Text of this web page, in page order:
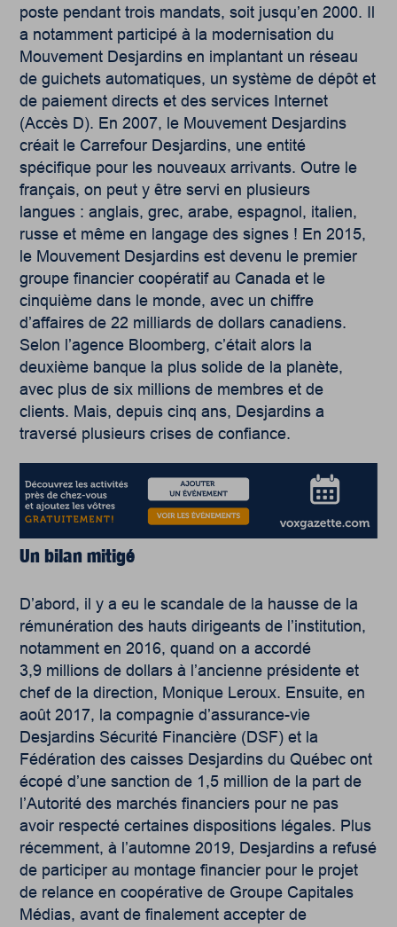
poste pendant trois mandats, soit jusqu’en 2000. Il
a notamment participé à la modernisation du
Mouvement Desjardins en implantant un réseau
de guichets automatiques, un système de dépôt et
de paiement directs et des services Internet
(Accès D). En 2007, le Mouvement Desjardins
créait le Carrefour Desjardins, une entité
spécifique pour les nouveaux arrivants. Outre le
français, on peut y être servi en plusieurs
langues : anglais, grec, arabe, espagnol, italien,
russe et même en langage des signes ! En 2015,
le Mouvement Desjardins est devenu le premier
groupe financier coopératif au Canada et le
cinquième dans le monde, avec un chiffre
d’affaires de 22 milliards de dollars canadiens.
Selon l’agence Bloomberg, c’était alors la
deuxième banque la plus solide de la planète,
avec plus de six millions de membres et de
clients. Mais, depuis cinq ans, Desjardins a
traversé plusieurs crises de confiance.
Un bilan mitigé
D’abord, il y a eu le scandale de la hausse de la
rémunération des hauts dirigeants de l’institution,
notamment en 2016, quand on a accordé
3,9 millions de dollars à l’ancienne présidente et
chef de la direction, Monique Leroux. Ensuite, en
août 2017, la compagnie d’assurance-vie
Desjardins Sécurité Financière (DSF) et la
Fédération des caisses Desjardins du Québec ont
écopé d’une sanction de 1,5 million de la part de
l’Autorité des marchés financiers pour ne pas
avoir respecté certaines dispositions légales. Plus
récemment, à l’automne 2019, Desjardins a refusé
de participer au montage financier pour le projet
de relance en coopérative de Groupe Capitales
Médias, avant de finalement accepter de